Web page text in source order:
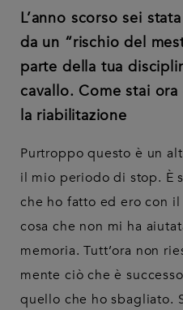
L’anno scorso sei
da un “rischio del
parte della tua
cavallo. Come stai
la riabilitazione
Purtroppo questo è un
il mio periodo di stop. È
che ho fatto ed ero con
cosa che non mi ha
memoria. Tutt’ora non
mente ciò che è
quello che ho sbagliato.